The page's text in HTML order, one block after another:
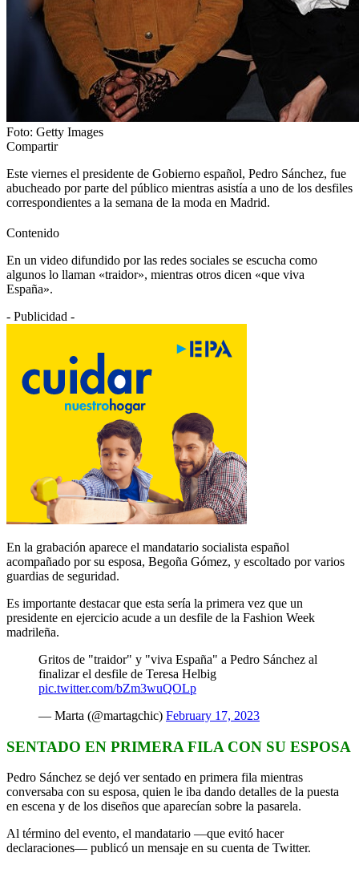
Foto: Getty Images
Compartir
Este viernes el presidente de Gobierno español, Pedro Sánchez, fue
abucheado por parte del público mientras asistía a uno de los desfiles
correspondientes a la semana de la moda en Madrid.
Contenido
En un video difundido por las redes sociales se escucha como
algunos lo llaman «traidor», mientras otros dicen «que viva
España».
- Publicidad -
En la grabación aparece el mandatario socialista español
acompañado por su esposa, Begoña Gómez, y escoltado por varios
guardias de seguridad.
Es importante destacar que esta sería la primera vez que un
presidente en ejercicio acude a un desfile de la Fashion Week
madrileña.
Gritos de "traidor" y "viva España" a Pedro Sánchez al
finalizar el desfile de Teresa Helbig
pic.twitter.com/bZm3wuQOLp
— Marta (@martagchic) February 17, 2023
SENTADO EN PRIMERA FILA CON SU ESPOSA
Pedro Sánchez se dejó ver sentado en primera fila mientras
conversaba con su esposa, quien le iba dando detalles de la puesta
en escena y de los diseños que aparecían sobre la pasarela.
Al término del evento, el mandatario —que evitó hacer
declaraciones— publicó un mensaje en su cuenta de Twitter.